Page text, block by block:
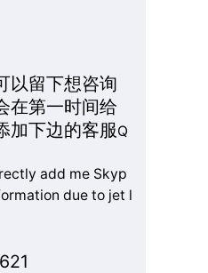
以留下想咨询
在第一时间给
加下边的客服Q
add me Skyp
due to jet l